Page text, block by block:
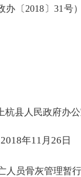
办〔 2018 〕31 号
上杭县人民政府办
2018年11 月 26 日
人员骨灰管理暂